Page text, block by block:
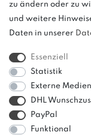
zu ändern oder zu
und weitere
Daten in unserer
Essenziell
Statistik
Externe Medien
DHL
PayPal
Funktional
Sinne einer
einen